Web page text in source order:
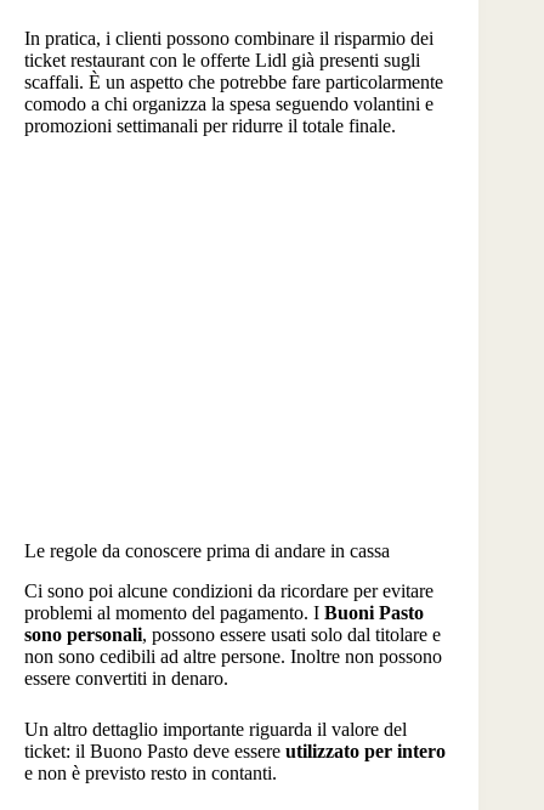
In pratica, i clienti possono combinare il risparmio dei
ticket restaurant con le offerte Lidl già presenti sugli
scaffali. È un aspetto che potrebbe fare particolarmente
comodo a chi organizza la spesa seguendo volantini e
promozioni settimanali per ridurre il totale finale.
Le regole da conoscere prima di andare in cassa
Ci sono poi alcune condizioni da ricordare per evitare
problemi al momento del pagamento. I Buoni Pasto
sono personali, possono essere usati solo dal titolare e
non sono cedibili ad altre persone. Inoltre non possono
essere convertiti in denaro.
Un altro dettaglio importante riguarda il valore del
ticket: il Buono Pasto deve essere utilizzato per intero
e non è previsto resto in contanti.